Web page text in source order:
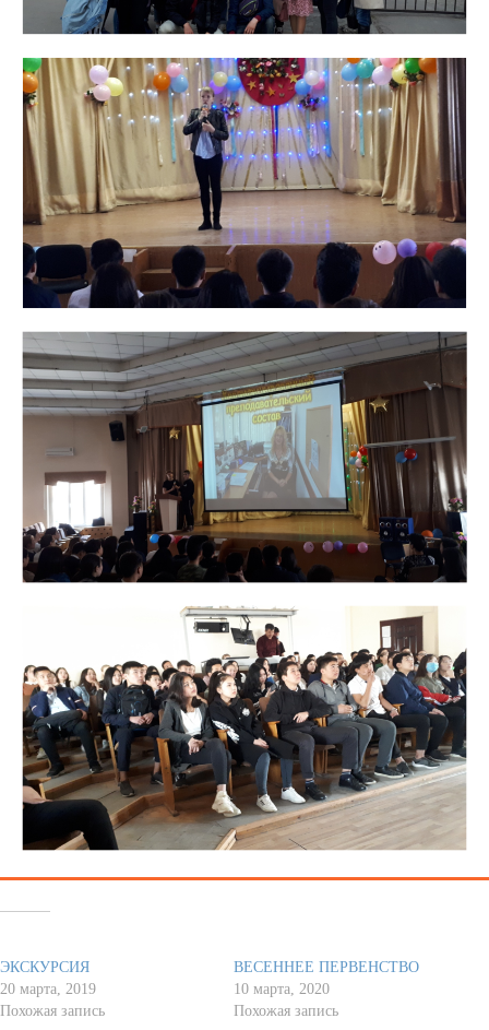
ЭКСКУРСИЯ
20 марта, 2019
Похожая запись
ВЕСЕННЕЕ ПЕРВЕНСТВО
10 марта, 2020
Похожая запись